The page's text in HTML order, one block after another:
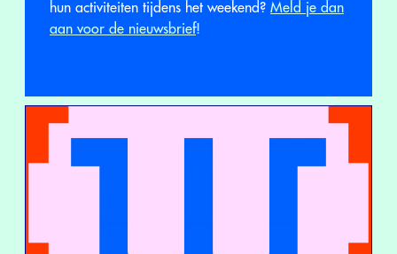
hun activiteiten tijdens het weekend? Meld je dan
aan voor de nieuwsbrief!